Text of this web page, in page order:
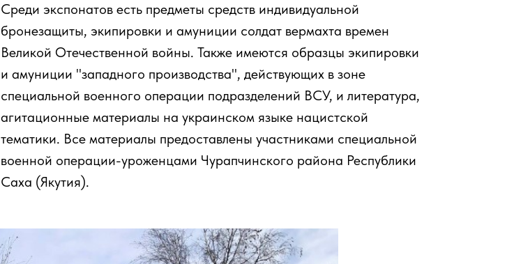
Среди экспонатов есть предметы средств индивидуальной
бронезащиты, экипировки и амуниции солдат вермахта времен
Великой Отечественной войны. Также имеются образцы экипировки
и амуниции "западного производства", действующих в зоне
специальной военного операции подразделений ВСУ, и литература,
агитационные материалы на украинском языке нацистской
тематики. Все материалы предоставлены участниками специальной
военной операции-уроженцами Чурапчинского района Республики
Саха (Якутия).